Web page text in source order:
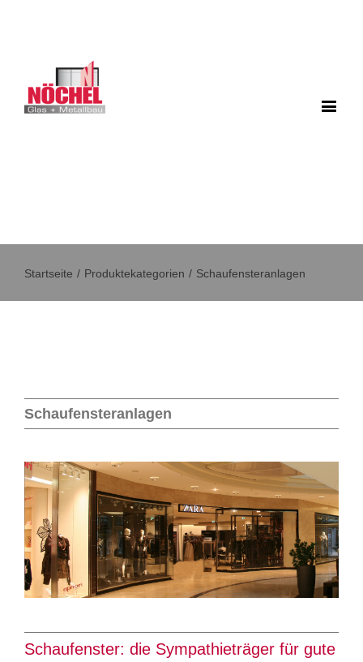
Startseite / Produktekategorien / Schaufensteranlagen
Schaufensteranlagen
Schaufenster: die Sympathieträger für gute